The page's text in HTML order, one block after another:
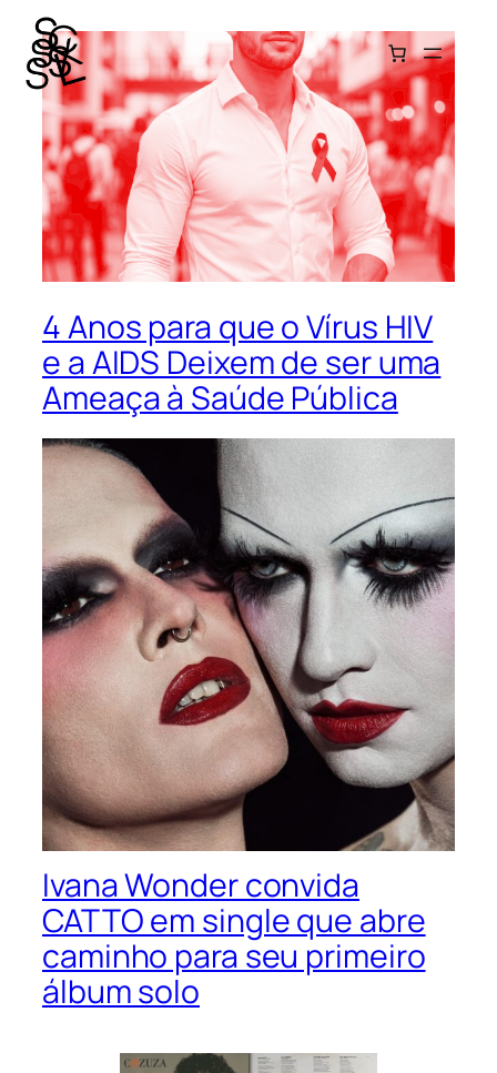
Pular
para
conteúdo
4 Anos para que o Vírus HIV
e a AIDS Deixem de ser uma
Ameaça à Saúde Pública
Ivana Wonder convida
CATTO em single que abre
caminho para seu primeiro
álbum solo